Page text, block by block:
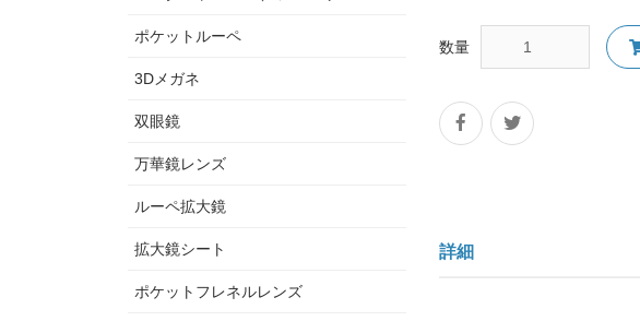
ポケットルーペ
3Dメガネ
双眼鏡
万華鏡レンズ
ルーペ拡大鏡
拡大鏡シート
ポケットフレネルレンズ
数量
詳細